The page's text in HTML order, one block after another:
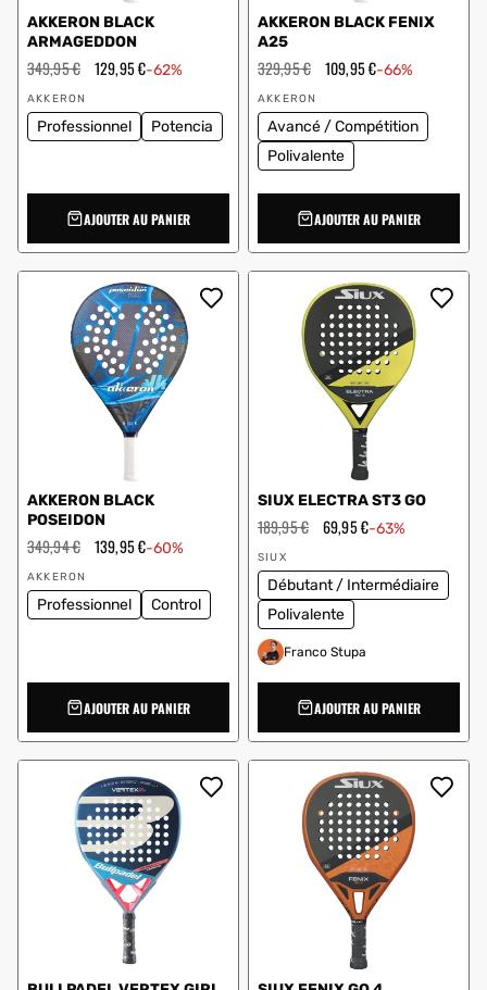
AKKERON BLACK
ARMAGEDDON
Prix
régulier
349,95 € Prix
129,95 €-62%
Vendeur
:
AKKERON
Professionnel Potencia
AJOUTER AU PANIER
AKKERON BLACK FENIX
A25
Prix
régulier
329,95 € Prix
109,95 €-66%
Vendeur
:
AKKERON
Avancé / Compétition
Polivalente
AJOUTER AU PANIER
AKKERON BLACK
POSEIDON
Prix
régulier
349,94 € Prix
139,95 €-60%
Vendeur
:
AKKERON
Professionnel Control
AJOUTER AU PANIER
SIUX ELECTRA ST3 GO
Prix
régulier
189,95 € Prix
69,95 €-63%
Vendeur
:
SIUX
Débutant / Intermédiaire
Polivalente
Franco Stupa
AJOUTER AU PANIER